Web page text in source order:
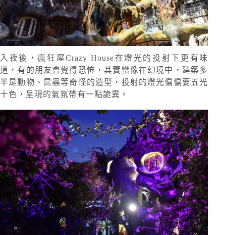
入夜後，瘋狂屋Crazy House在燈光的投射下更有味
道，有的朋友會覺得恐怖，其實蠻像在幻境中，建築多
半是動物、昆蟲等奇怪的造型，投射的燈光偏偏要五光
十色，呈現的氣氛帶有一點詭異。